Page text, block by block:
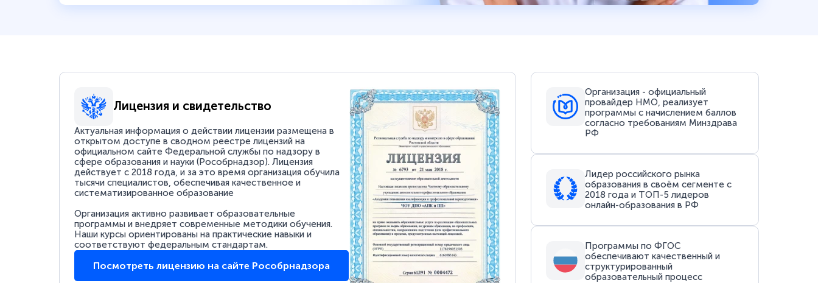
Лицензия и свидетельство
Актуальная информация о действии лицензии размещена в
открытом доступе в сводном реестре лицензий на
официальном сайте Федеральной службы по надзору в
сфере образования и науки (Рособрнадзор). Лицензия
действует с 2018 года, и за это время организация обучила
тысячи специалистов, обеспечивая качественное и
систематизированное образование
Организация активно развивает образовательные
программы и внедряет современные методики обучения.
Наши курсы ориентированы на практические навыки и
соответствуют федеральным стандартам.
Посмотреть лицензию на сайте Рособрнадзора
Организация - официальный
провайдер НМО, реализует
программы с начислением баллов
согласно требованиям Минздрава
РФ
Лидер российского рынка
образования в своём сегменте с
2018 года и ТОП-5 лидеров
онлайн-образования в РФ
Программы по ФГОС
обеспечивают качественный и
структурированный
образовательный процесс